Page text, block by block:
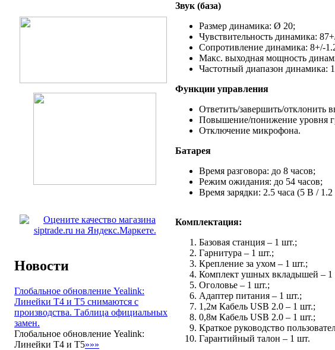
Новости
Глобальное обновление Yealink:
Линейки T4 и T5 снимаются с
производства. Таблица официальных
замен.
Глобальное обновление Yealink:
Линейки T4 и T5»»»
Звук (база)
Размер динамика: Ø 20;
Чувствительность динамика:
Сопротивление динамика: 8+/-
Макс. выходная мощность
Частотный диапазон динамика:
Функции управления
Ответить/завершить/отклонить
Повышение/понижение уровня
Отключение микрофона.
Батарея
Время разговора: до 8 часов;
Режим ожидания: до 54 часов;
Время зарядки: 2.5 часа (5 В /
Комплектация:
Базовая станция – 1 шт.;
Гарнитура – 1 шт.;
Крепление за ухом – 1 шт.;
Комплект ушных вкладышей – 1
Оголовье – 1 шт.;
Адаптер питания – 1 шт.;
1,2м Кабель USB 2.0 – 1 шт.;
0,8м Кабель USB 2.0 – 1 шт.;
Краткое руководство
Гарантийный талон – 1 шт.